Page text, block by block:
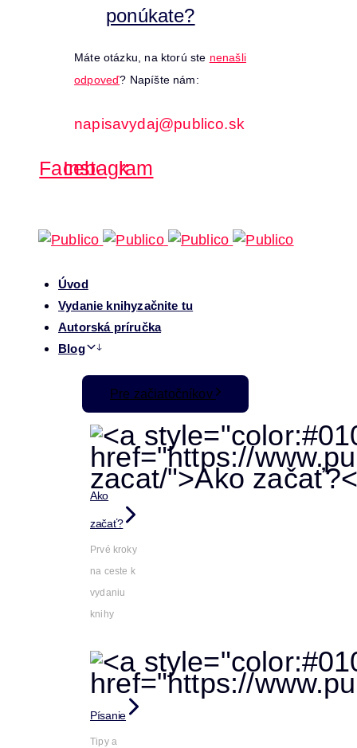
ponúkate?
Máte otázku, na ktorú ste nenašli
odpoveď? Napíšte nám:
napisavydaj@publico.sk
Facebook
Instagram
Úvod
Vydanie knihyzačnite tu
Autorská príručka
Blog
Pre začiatočníkov
Ako
začať?
Prvé kroky
na ceste k
vydaniu
knihy
Písanie
Tipy a